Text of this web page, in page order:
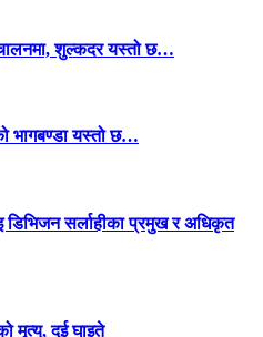
शुल्कदर यस्तो छ…
भागबण्डा यस्तो छ…
सर्लाहीका प्रमुख र अधिकृत
मृत्यु, दुई घाइते